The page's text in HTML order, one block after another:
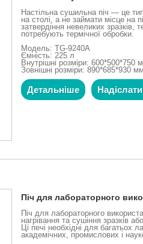
Настільна сушильна піч — це
на столі, а не займати місце на
затвердіння невеликих зразків,
потребують термічної обробки.
Модель: TG-9240A
Ємність: 225 л
Внутрішні розміри: 600*500*750
Зовнішні розміри: 890*685*930 мм
Детальніше
Піч для лабораторного
Піч для лабораторного
нагрівання та сушіння зразків
Ці печі необхідні для багатьох
академічних, промислових і